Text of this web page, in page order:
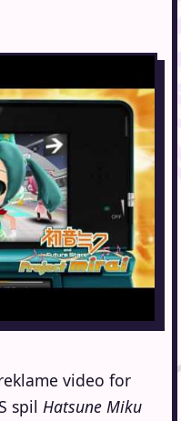
video for
spil Hatsune Miku